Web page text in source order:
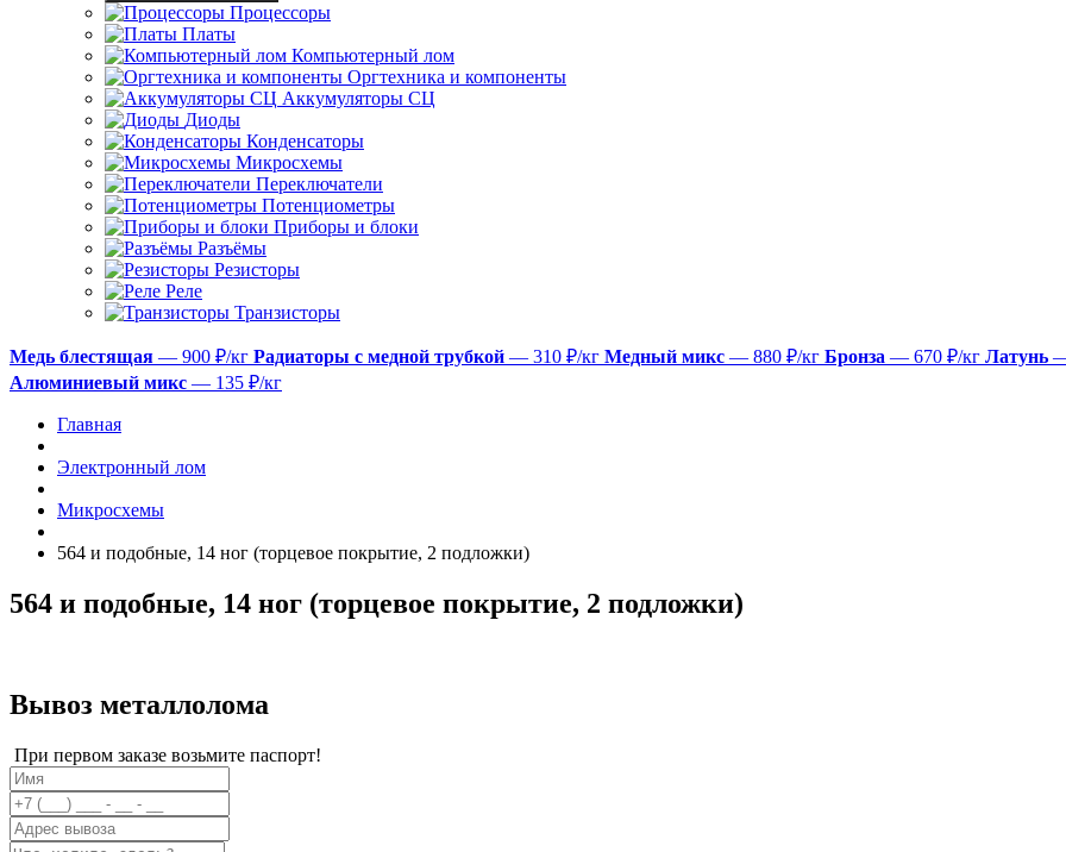
Процессоры
Платы
Компьютерный лом
Оргтехника и компоненты
Аккумуляторы СЦ
Диоды
Конденсаторы
Микросхемы
Переключатели
Потенциометры
Приборы и блоки
Разъёмы
Резисторы
Реле
Транзисторы
Медь блестящая — 900 ₽/кг Радиаторы с медной трубкой — 310 ₽/кг Медный микс — 880 ₽/кг Бронза — 670 ₽/кг Латунь
Алюминиевый микс — 135 ₽/кг
Главная
Электронный лом
Микросхемы
564 и подобные, 14 ног (торцевое покрытие, 2 подложки)
564 и подобные, 14 ног (торцевое покрытие, 2 подложки)
Вывоз металлолома
При первом заказе возьмите паспорт!